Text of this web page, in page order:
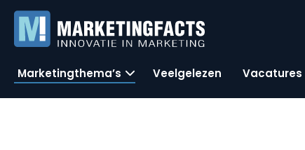
Marketingthema’s Veelgelezen Vacatures